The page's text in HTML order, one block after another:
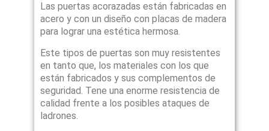
Las puertas acorazadas están fabricadas en
acero y con un diseño con placas de madera
para lograr una estética hermosa.
Este tipos de puertas son muy resistentes
en tanto que, los materiales con los que
están fabricados y sus complementos de
seguridad. Tene una enorme resistencia de
calidad frente a los posibles ataques de
ladrones.